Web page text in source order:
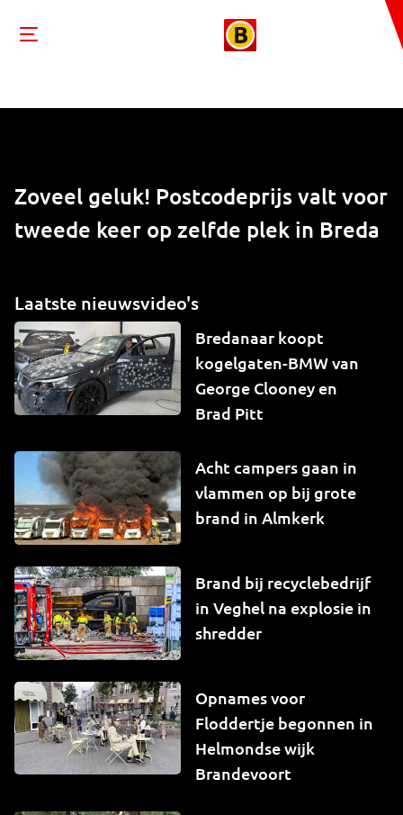
Zoveel geluk! Postcodeprijs valt voor
tweede keer op zelfde plek in Breda
Laatste nieuwsvideo's
Bredanaar koopt
kogelgaten-BMW van
George Clooney en
Brad Pitt
Acht campers gaan in
vlammen op bij grote
brand in Almkerk
Brand bij recyclebedrijf
in Veghel na explosie in
shredder
Opnames voor
Floddertje begonnen in
Helmondse wijk
Brandevoort